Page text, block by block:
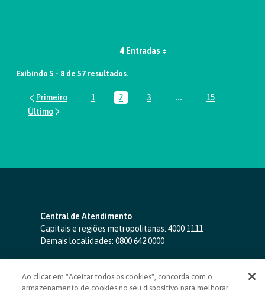
4 Entradas
Exibindo 5 - 8 de 57 resultados.
Página
1 Página
2 Página
3 ...PáginasPágina
15
Central de Atendimento
Capitais e regiões metropolitanas: 4000 1111
Demais localidades: 0800 642 0000
SAC 24 horas-0800 724 4420
Ouvidoria
Ao clicar em "Aceitar todos os cookies", concorda com o
armazenamento de cookies no seu dispositivo para melhorar